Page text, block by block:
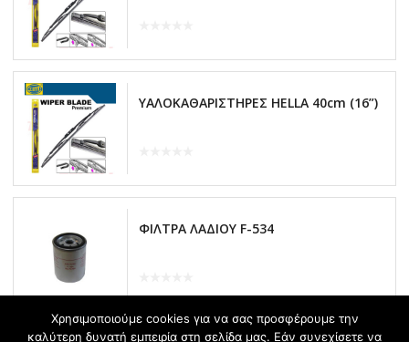
ΥΑΛΟΚΑΘΑΡΙΣΤΗΡΕΣ HELLA 40cm (16”)
ΦΙΛΤΡΑ ΛΑΔΙΟΥ F-534
Χρησιμοποιούμε cookies για να σας προσφέρουμε την
καλύτερη δυνατή εμπειρία στη σελίδα μας. Εάν συνεχίσετε να